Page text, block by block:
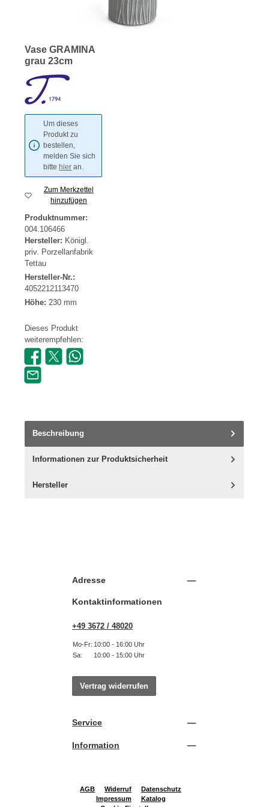
Vase GRAMINA
grau 23cm
Um dieses
Produkt zu
bestellen,
melden Sie sich
bitte hier an.
Zum Merkzettel
hinzufügen
Produktnummer:
004.106466
Hersteller: Königl.
priv. Porzellanfabrik
Tettau
Hersteller-Nr.:
4052212113470
Höhe: 230 mm
Dieses Produkt
weiterempfehlen:
Beschreibung
Informationen zur Produktsicherheit
Hersteller
Adresse
Kontaktinformationen
+49 3672 / 48020
Mo-Fr: 10:00 - 16:00 Uhr
Sa:
10:00 - 15:00 Uhr
Vertrag widerrufen
Service
Information
AGB Widerruf
Datenschutz
Impressum
Katalog